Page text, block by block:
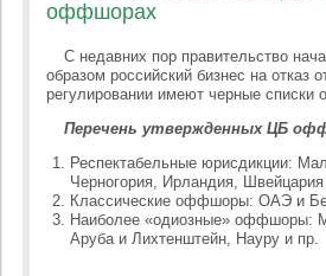
оффшорах
С недавних пор правительство
образом российский бизнес на
регулировании имеют черные
Перечень утвержденных ЦБ
Респектабельные юрисдикции:
Черногория, Ирландия, Швейцария
Классические оффшоры: ОАЭ и
Наиболее «одиозные» оффшоры:
Аруба и Лихтенштейн, Науру и пр.